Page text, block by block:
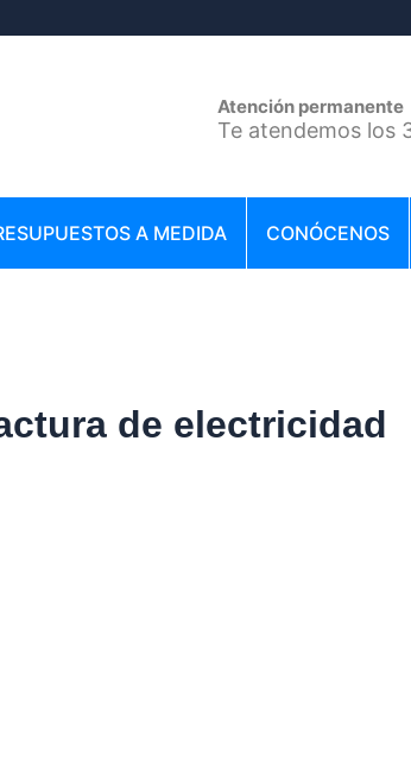
Atención permanente
Te atendemos los
A MEDIDA CONÓCENOS
de electricidad